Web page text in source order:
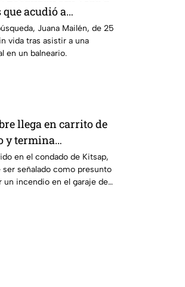
acudió a
falsaJuana Mailén, de 25
vida tras asistir a una
en un balneario.
llega en carrito de
y termina
en una casa
en el condado de Kitsap,
señalado como presunto
un incendio en el garaje de